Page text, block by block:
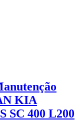
KIA
SC 400 L200